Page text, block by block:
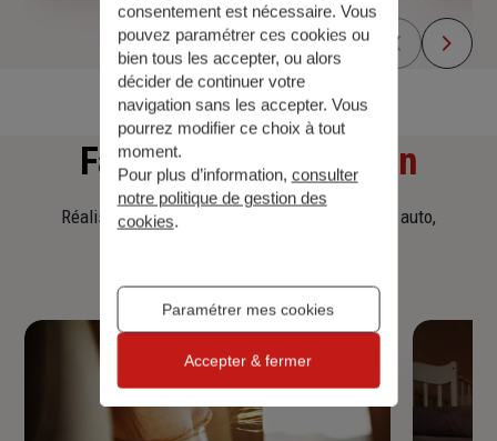
Faitesune simulation
Réalisez une simulation tarifaire d'assurance, auto,
consentement est nécessaire. Vous
pouvez paramétrer ces cookies ou
bien tous les accepter, ou alors
décider de continuer votre
navigation sans les accepter. Vous
pourrez modifier ce choix à tout
moment.
Pour plus d’information, consulter
notre politique de gestion des
cookies.
Paramétrer mes cookies
Accepter & fermer